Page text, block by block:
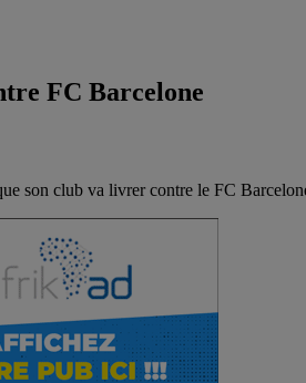
FC Barcelone
son club va livrer contre le FC